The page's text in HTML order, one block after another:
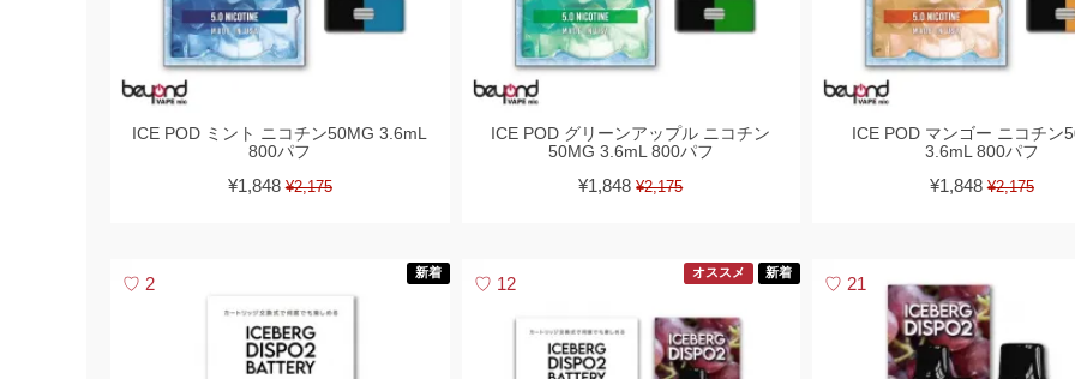
ICE POD ミント ニコチン50MG 3.6mL
800パフ
¥1,848¥2,175
ICE POD グリーンアップル ニコチン
50MG 3.6mL 800パフ
¥1,848¥2,175
ICE POD マンゴー ニコチン
3.6mL 800パフ
¥1,848¥2,175
2 新着 12 オススメ 新着 21